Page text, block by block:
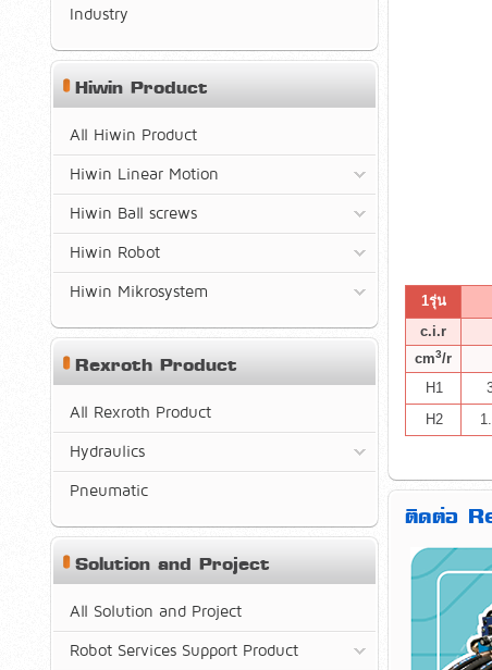
1รุ่น
c.i.r
cm3/r
H1
H2
ติดต่อ
Industry
Hiwin Product
All Hiwin Product
Hiwin Linear Motion
Hiwin Ball screws
Hiwin Robot
Hiwin Mikrosystem
Rexroth Product
All Rexroth Product
Hydraulics
Pneumatic
Solution and Project
All Solution and Project
Robot Services Support Product